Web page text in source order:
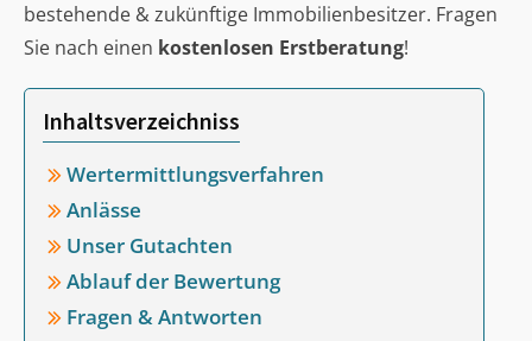
bestehende & zukünftige Immobilienbesitzer. Fragen
Sie nach einen kostenlosen Erstberatung!
Inhaltsverzeichniss
Wertermittlungsverfahren
Anlässe
Unser Gutachten
Ablauf der Bewertung
Fragen & Antworten